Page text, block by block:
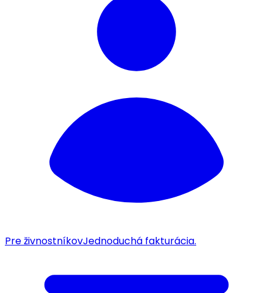
Pre živnostníkovJednoduchá fakturácia.